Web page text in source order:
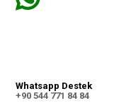
Whatsapp Destek
+90 544 771 84 84